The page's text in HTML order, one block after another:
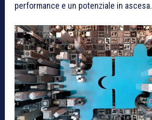
performance e un potenziale in ascesa.